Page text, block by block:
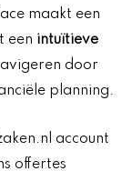
maakt een
een intuïtieve
door
planning.
account
offertes